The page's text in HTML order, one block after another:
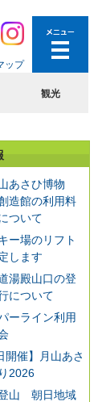
ップ
観光
あさひ博物
造館の利用料
ついて
ー場のリフト
します
湯殿山口の登
について
ーライン利用
開催】月山あさ
2026
山 朝日地域